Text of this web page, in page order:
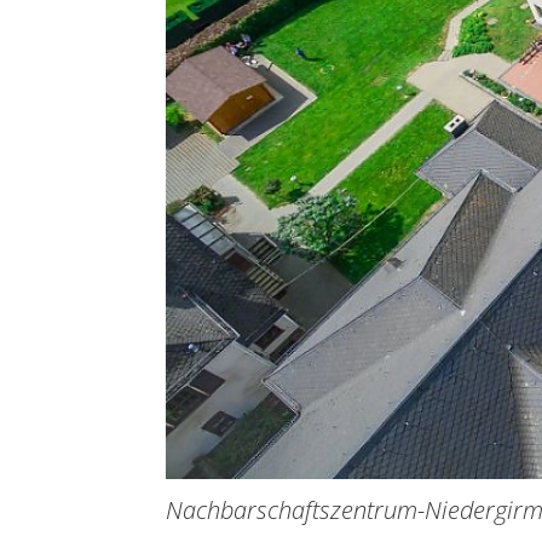
Nachbarschaftszentrum-